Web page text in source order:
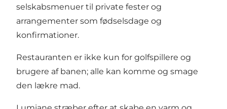
selskabsmenuer til private fester og
arrangementer som fødselsdage og
konfirmationer.
Restauranten er ikke kun for golfspillere og
brugere af banen; alle kan komme og smage
den lækre mad.